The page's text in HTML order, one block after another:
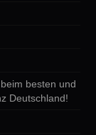
besten und
Deutschland!